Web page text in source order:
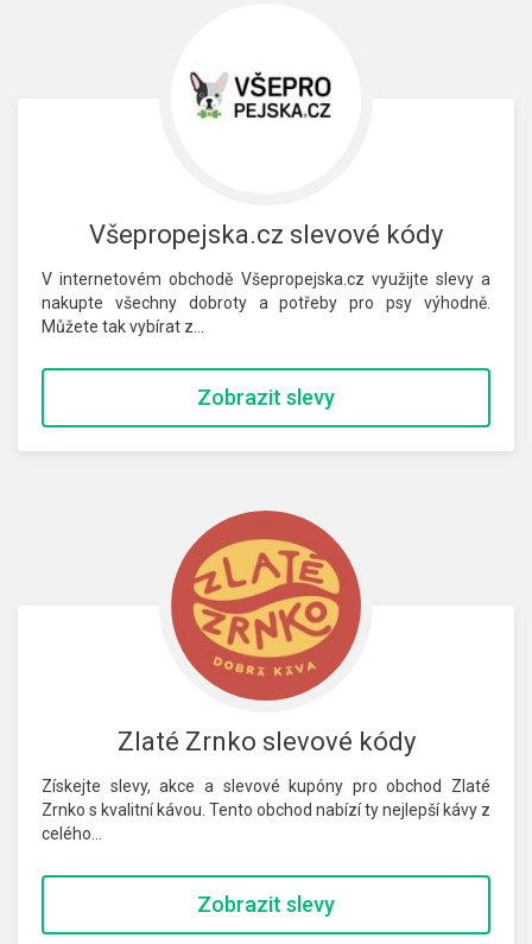
Všepropejska.cz slevové kódy
V internetovém obchodě Všepropejska.cz využijte slevy a
nakupte všechny dobroty a potřeby pro psy výhodně.
Můžete tak vybírat z…
Zobrazit slevy
Zlaté Zrnko slevové kódy
Získejte slevy, akce a slevové kupóny pro obchod Zlaté
Zrnko s kvalitní kávou. Tento obchod nabízí ty nejlepší kávy z
celého…
Zobrazit slevy